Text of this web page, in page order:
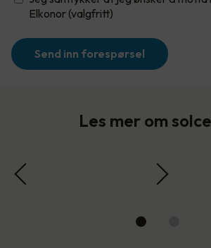
Elkonor (valgfritt)
Send inn forespørsel
Les mer om